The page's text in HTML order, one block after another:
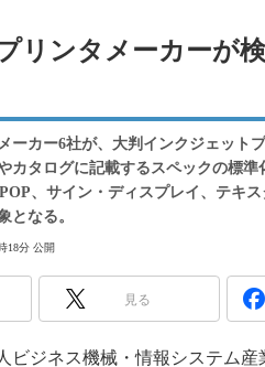
“Society5.0”
リンタメーカーが
ーカー6社が、大判インクジェット
カタログに記載するスペックの標
、サイン・ディスプレイ、テキ
となる。
18分 公開
見る
ジネス機械・情報システム産